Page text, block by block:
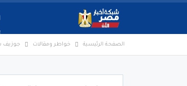
الصفحة الرئيسية خواطر ومقالات جوزيف